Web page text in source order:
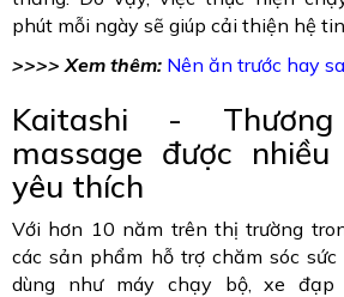
phút mỗi ngày sẽ giúp cải thiện hệ
>>>> Xem thêm: Nên ăn trước hay
Kaitashi -
massage được
yêu thích
Với hơn 10 năm trên thị trường
các sản phẩm hỗ trợ chăm sóc
dùng như máy chạy bộ, xe đạp